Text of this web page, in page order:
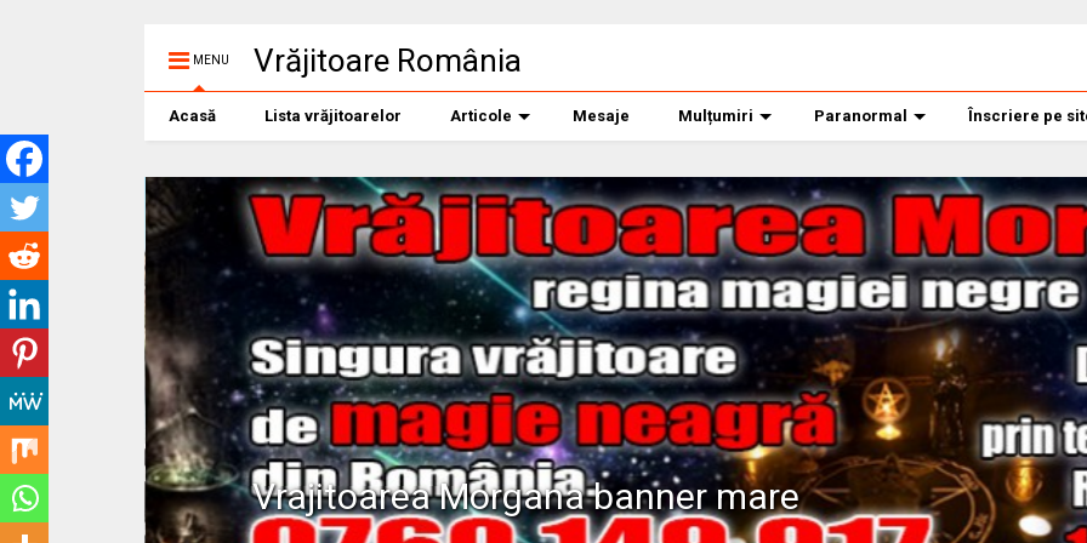
MENU Vrăjitoare România
Acasă Lista vrăjitoarelor Articole Mesaje Mulțumiri Paranormal Înscriere pe
Vrajitoarea Morgana banner mare